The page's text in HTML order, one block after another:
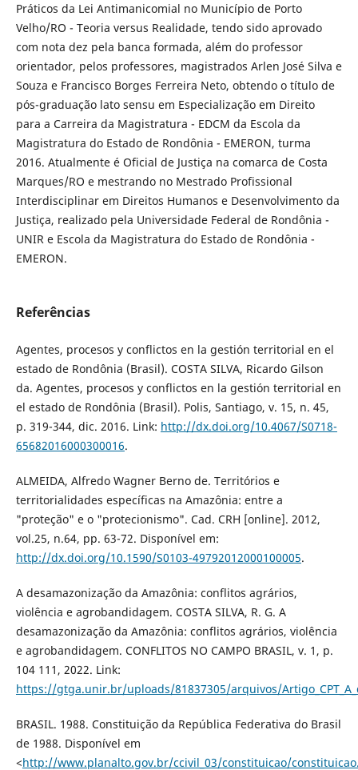
Práticos da Lei Antimanicomial no Município de Porto
Velho/RO - Teoria versus Realidade, tendo sido aprovado
com nota dez pela banca formada, além do professor
orientador, pelos professores, magistrados Arlen José Silva e
Souza e Francisco Borges Ferreira Neto, obtendo o título de
pós-graduação lato sensu em Especialização em Direito
para a Carreira da Magistratura - EDCM da Escola da
Magistratura do Estado de Rondônia - EMERON, turma
2016. Atualmente é Oficial de Justiça na comarca de Costa
Marques/RO e mestrando no Mestrado Profissional
Interdisciplinar em Direitos Humanos e Desenvolvimento da
Justiça, realizado pela Universidade Federal de Rondônia -
UNIR e Escola da Magistratura do Estado de Rondônia -
EMERON.
Referências
Agentes, procesos y conflictos en la gestión territorial en el
estado de Rondônia (Brasil). COSTA SILVA, Ricardo Gilson
da. Agentes, procesos y conflictos en la gestión territorial en
el estado de Rondônia (Brasil). Polis, Santiago, v. 15, n. 45,
p. 319-344, dic. 2016. Link: http://dx.doi.org/10.4067/S0718-
65682016000300016.
ALMEIDA, Alfredo Wagner Berno de. Territórios e
territorialidades específicas na Amazônia: entre a
"proteção" e o "protecionismo". Cad. CRH [online]. 2012,
vol.25, n.64, pp. 63-72. Disponível em:
http://dx.doi.org/10.1590/S0103-49792012000100005.
A desamazonização da Amazônia: conflitos agrários,
violência e agrobandidagem. COSTA SILVA, R. G. A
desamazonização da Amazônia: conflitos agrários, violência
e agrobandidagem. CONFLITOS NO CAMPO BRASIL, v. 1, p.
104 111, 2022. Link:
https://gtga.unir.br/uploads/81837305/arquivos/
BRASIL. 1988. Constituição da República Federativa do Brasil
de 1988. Disponível em
<http://www.planalto.gov.br/ccivil_03/constituicao/